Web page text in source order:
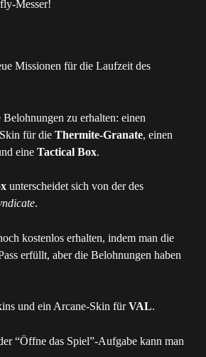
Messer!
Missionen für die Laufzeit des
zu erhalten: einen
für die Thermite-Granate, einen
eine Tactical Box.
unterscheidet sich von der des
.
kostenlos erhalten, indem man die
erfüllt, aber die Belohnungen haben
und ein Arcane-Skin für VAL.
“Öffne das Spiel”-Aufgabe kann man